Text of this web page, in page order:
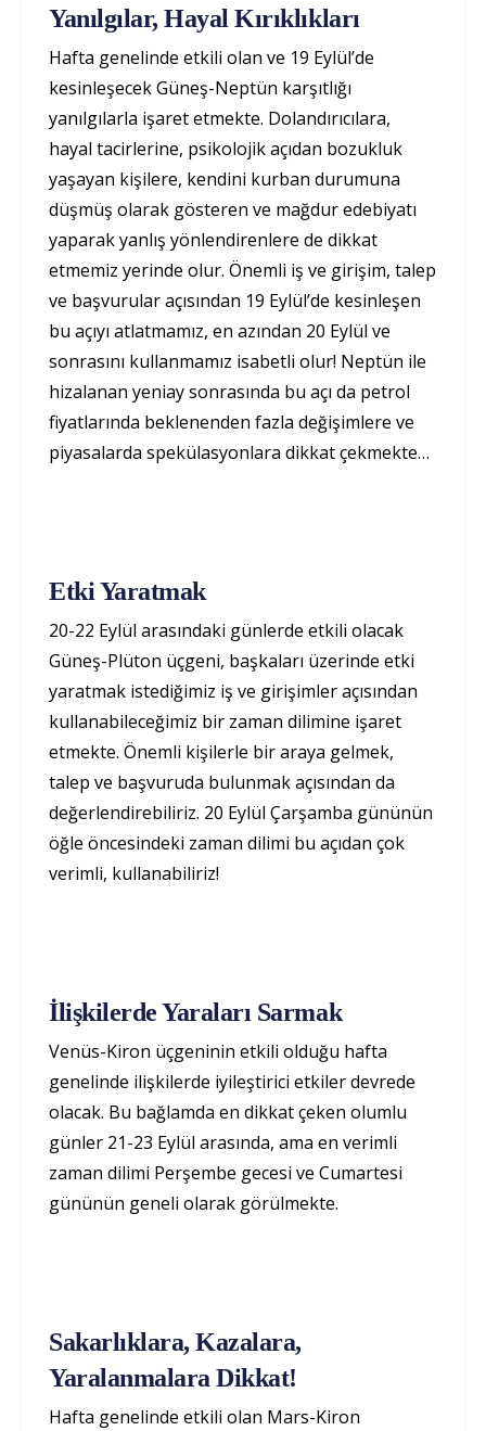
Yanılgılar, Hayal Kırıklıkları
Hafta genelinde etkili olan ve 19 Eylül’de
kesinleşecek Güneş-Neptün karşıtlığı
yanılgılarla işaret etmekte. Dolandırıcılara,
hayal tacirlerine, psikolojik açıdan bozukluk
yaşayan kişilere, kendini kurban durumuna
düşmüş olarak gösteren ve mağdur edebiyatı
yaparak yanlış yönlendirenlere de dikkat
etmemiz yerinde olur. Önemli iş ve girişim, talep
ve başvurular açısından 19 Eylül’de kesinleşen
bu açıyı atlatmamız, en azından 20 Eylül ve
sonrasını kullanmamız isabetli olur! Neptün ile
hizalanan yeniay sonrasında bu açı da petrol
fiyatlarında beklenenden fazla değişimlere ve
piyasalarda spekülasyonlara dikkat çekmekte…
Etki Yaratmak
20-22 Eylül arasındaki günlerde etkili olacak
Güneş-Plüton üçgeni, başkaları üzerinde etki
yaratmak istediğimiz iş ve girişimler açısından
kullanabileceğimiz bir zaman dilimine işaret
etmekte. Önemli kişilerle bir araya gelmek,
talep ve başvuruda bulunmak açısından da
değerlendirebiliriz. 20 Eylül Çarşamba gününün
öğle öncesindeki zaman dilimi bu açıdan çok
verimli, kullanabiliriz!
İlişkilerde Yaraları Sarmak
Venüs-Kiron üçgeninin etkili olduğu hafta
genelinde ilişkilerde iyileştirici etkiler devrede
olacak. Bu bağlamda en dikkat çeken olumlu
günler 21-23 Eylül arasında, ama en verimli
zaman dilimi Perşembe gecesi ve Cumartesi
gününün geneli olarak görülmekte.
Sakarlıklara, Kazalara,
Yaralanmalara Dikkat!
Hafta genelinde etkili olan Mars-Kiron